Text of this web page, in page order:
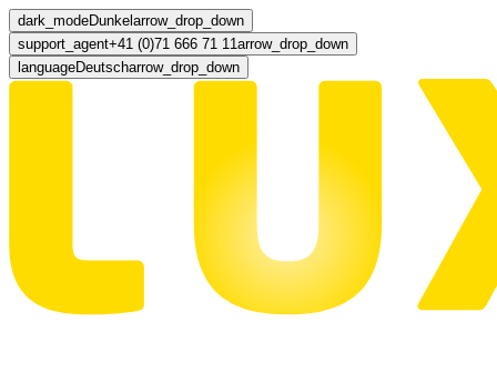
dark_modeDunkel arrow_drop_down
support_agent+41 (0)71 666 71 11arrow_drop_down
languageDeutscharrow_drop_down